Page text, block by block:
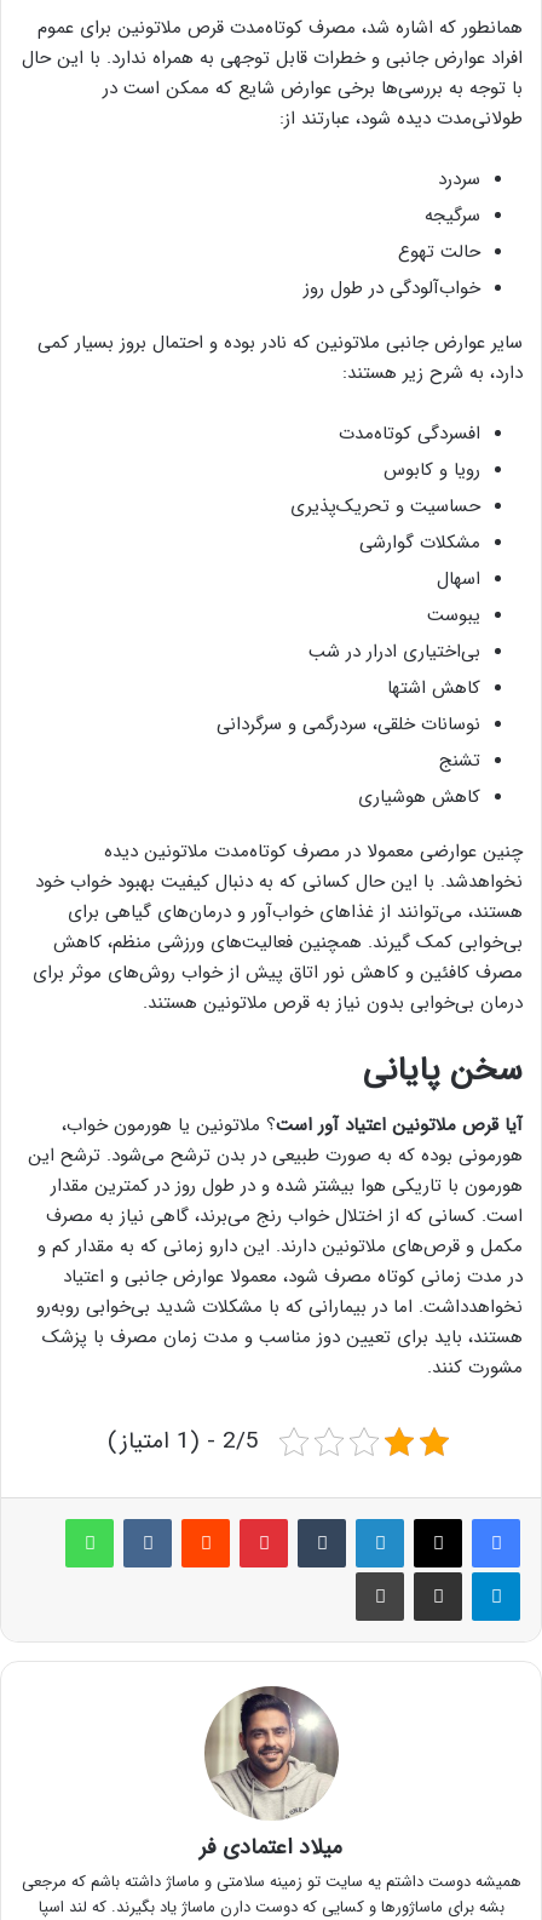
همانطور که اشاره شد، مصرف کوتاه‌مدت قرص ملاتونین برای عموم
افراد عوارض جانبی و خطرات قابل توجهی به همراه ندارد. با این حال
با توجه به بررسی‌ها برخی عوارض شایع که ممکن است در
طولانی‌مدت دیده شود، عبارتند از:
سردرد
سرگیجه
حالت تهوع
خواب‌آلودگی در طول روز
سایر عوارض جانبی ملاتونین که نادر بوده و احتمال بروز بسیار کمی
دارد، به شرح زیر هستند:
افسردگی کوتاه‌مدت
رویا و کابوس
حساسیت و تحریک‌پذیری
مشکلات گوارشی
اسهال
یبوست
بی‌اختیاری ادرار در شب
کاهش اشتها
نوسانات خلقی، سردرگمی و سرگردانی
تشنج
کاهش هوشیاری
چنین عوارضی معمولا در مصرف کوتاه‌مدت ملاتونین دیده
نخواهدشد. با این حال کسانی که به دنبال کیفیت بهبود خواب خود
هستند، می‌توانند از غذاهای خواب‌آور و درمان‌های گیاهی برای
بی‌خوابی کمک گیرند. همچنین فعالیت‌های ورزشی منظم، کاهش
مصرف کافئین و کاهش نور اتاق پیش از خواب روش‌های موثر برای
درمان بی‌خوابی بدون نیاز به قرص ملاتونین هستند.
سخن پایانی
آیا قرص ملاتونین اعتیاد آور است؟ ملاتونین یا هورمون خواب،
هورمونی بوده که به صورت طبیعی در بدن ترشح می‌شود. ترشح این
هورمون با تاریکی هوا بیشتر شده و در طول روز در کمترین مقدار
است. کسانی که از اختلال خواب رنج می‌برند، گاهی نیاز به مصرف
مکمل و قرص‌های ملاتونین دارند. این دارو زمانی که به مقدار کم و
در مدت زمانی کوتاه مصرف شود، معمولا عوارض جانبی و اعتیاد
نخواهدداشت. اما در بیمارانی که با مشکلات شدید بی‌خوابی روبه‌رو
هستند، باید برای تعیین دوز مناسب و مدت زمان مصرف با پزشک
مشورت کنند.
2/5 - (1 امتیاز)
لینکدین ‫تامبلر پینترست‫رددیت ‫VKontakteواتس آپ
تلگرام اشتراک گذاری از طریق ایمیل چاپ
میلاد اعتمادی فر
همیشه دوست داشتم یه سایت تو زمینه سلامتی و ماساژ داشته باشم که مرجعی
بشه برای ماساژورها و کسایی که دوست دارن ماساژ یاد بگیرند. که لند اسپا